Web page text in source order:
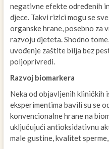
negativne efekte određenih
djece. Takvi rizici mogu se
organske hrane, posebno za
razvoju djeteta. Shodno
uvođenje zaštite bilja bez
poljoprivredi.
Razvoj biomarkera
Neka od objavljenih kliničkih
eksperimentima bavili su se
konvencionalne hrane na
uključujući antioksidativnu
male gustine, kvalitet